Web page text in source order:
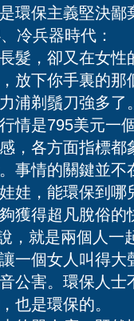
環保主義堅決
兵器時代：
髮，卻又在女
放下你手裏的
力浦剃鬚刀強
情是795美元一
，各方面指標
事情的關鍵並
娃娃，能環保
獲得超凡脫俗
，就是兩個人
個女人叫得大
公害。環保人
，也是環保的